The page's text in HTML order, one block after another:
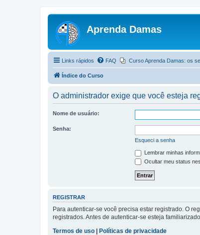
Aprenda Damas
Links rápidos FAQ Curso Aprenda Damas: os
Índice do Curso
O administrador exige que você esteja
Nome de usuário:
Senha:
Esqueci a senha
Lembrar minhas
Ocultar meu status
REGISTRAR
Para autenticar-se você precisa estar registrado. O
registrados. Antes de autenticar-se esteja
Termos de uso | Políticas de privacidade